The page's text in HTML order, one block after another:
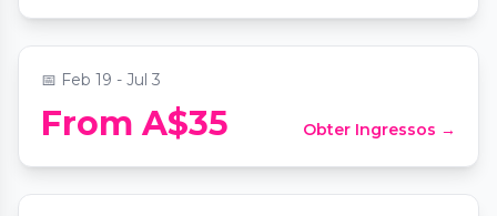
📍The Athenaeum Theatre
📅 Feb 19 - Jul 3
From A$35 Obter Ingressos →
Candlelight: Best of 80s
📍Fitzroy Town Hall